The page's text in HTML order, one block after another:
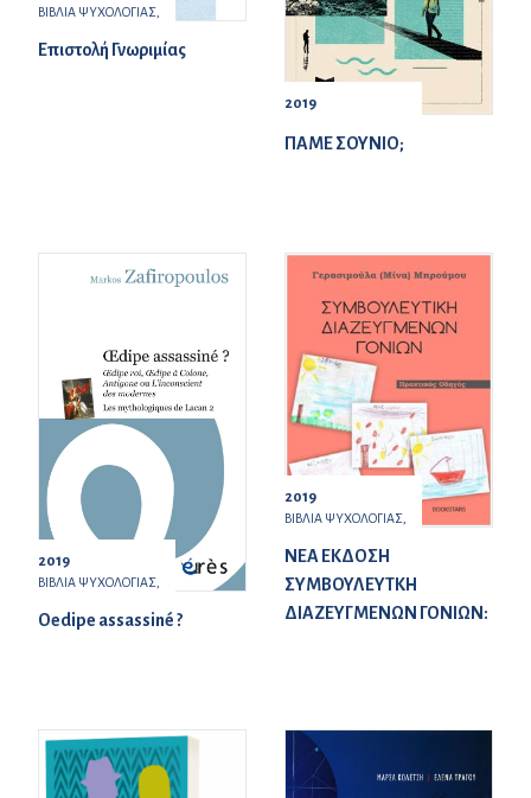
ΒΙΒΛΙΑ ΨΥΧΟΛΟΓΙΑΣ,
Επιστολή Γνωριμίας
2019
ΠΑΜΕ ΣΟΥΝΙΟ;
2019
ΒΙΒΛΙΑ ΨΥΧΟΛΟΓΙΑΣ,
Oedipe assassiné ?
2019
ΒΙΒΛΙΑ ΨΥΧΟΛΟΓΙΑΣ,
ΝΕΑ ΕΚΔΟΣΗ
ΣΥΜΒΟΥΛΕΥΤΚΗ
ΔΙΑΖΕΥΓΜΕΝΩΝ ΓΟΝΙΩΝ: